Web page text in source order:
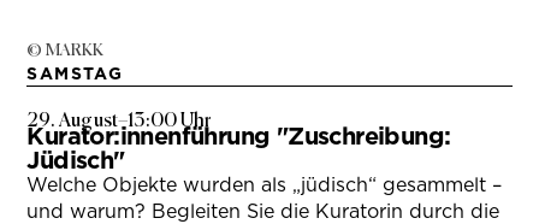
© MARKK
SAMSTAG
29. August–13:00 Uhr
Kurator:innenführung "Zuschreibung:
Jüdisch"
Welche Objekte wurden als „jüdisch“ gesammelt –
und warum? Begleiten Sie die Kuratorin durch die